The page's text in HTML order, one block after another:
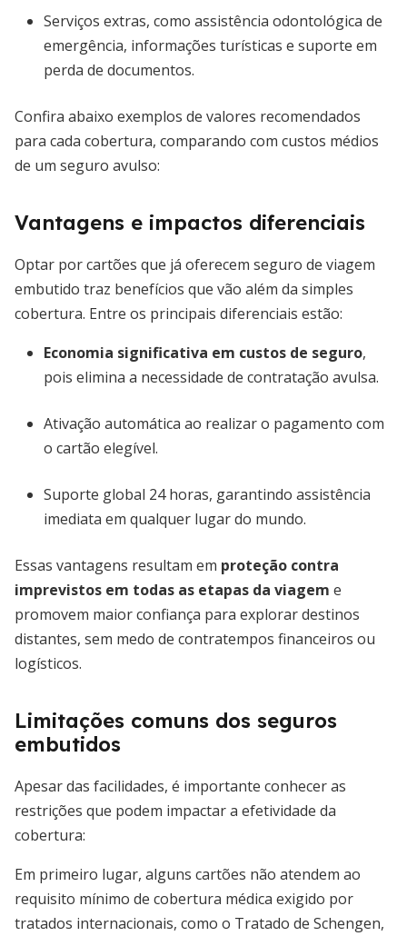
Serviços extras, como assistência odontológica de
emergência, informações turísticas e suporte em
perda de documentos.
Confira abaixo exemplos de valores recomendados
para cada cobertura, comparando com custos médios
de um seguro avulso:
Vantagens e impactos diferenciais
Optar por cartões que já oferecem seguro de viagem
embutido traz benefícios que vão além da simples
cobertura. Entre os principais diferenciais estão:
Economia significativa em custos de seguro,
pois elimina a necessidade de contratação avulsa.
Ativação automática ao realizar o pagamento com
o cartão elegível.
Suporte global 24 horas, garantindo assistência
imediata em qualquer lugar do mundo.
Essas vantagens resultam em proteção contra
imprevistos em todas as etapas da viagem e
promovem maior confiança para explorar destinos
distantes, sem medo de contratempos financeiros ou
logísticos.
Limitações comuns dos seguros
embutidos
Apesar das facilidades, é importante conhecer as
restrições que podem impactar a efetividade da
cobertura:
Em primeiro lugar, alguns cartões não atendem ao
requisito mínimo de cobertura médica exigido por
tratados internacionais, como o Tratado de Schengen,